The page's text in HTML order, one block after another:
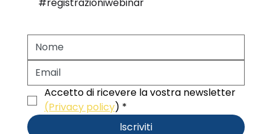
Accetto di ricevere la vostra newsletter
(Privacy policy) *
lscriviti